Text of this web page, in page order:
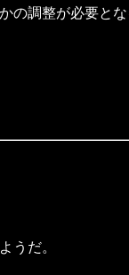
の調整が必要と
うだ。